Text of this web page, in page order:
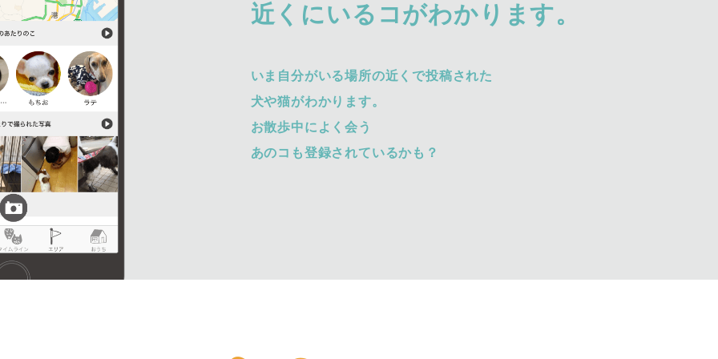
近くにいるコがわかります。
いま自分がいる場所の近くで投稿された
犬や猫がわかります。
お散歩中によく会う
あのコも登録されているかも？